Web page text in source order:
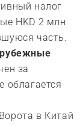
налог
HKD 2 млн
часть.
за
облагается
в Китай